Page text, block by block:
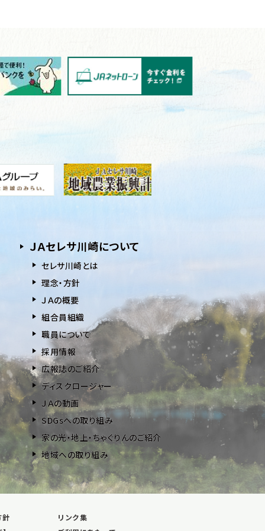
ＪＡセレサ川崎について
セレサ川崎とは
理念・方針
ＪＡの概要
組合員組織
職員について
採用情報
広報誌のご紹介
ディスクロージャー
ＪＡの動画
SDGsへの取り組み
家の光・地上・ちゃぐりんのご紹介
地域への取り組み
針
リンク集